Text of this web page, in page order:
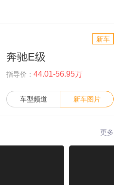
新车
奔驰E级
指导价： 44.01-56.95万
车型频道 新车图片
更多